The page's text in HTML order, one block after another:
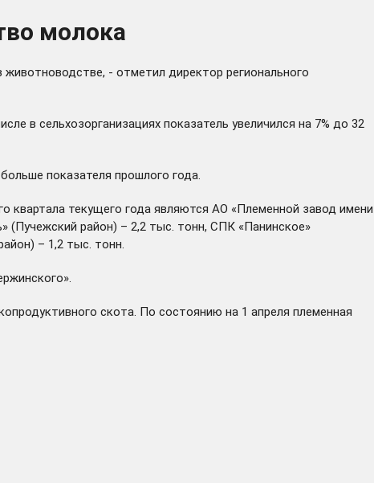
молока
- отметил директор регионального
в сельхозорганизациях показатель увеличился на 7% до 32
показателя прошлого года.
квартала текущего года являются АО «Племенной завод имени
(Пучежский район) – 2,2 тыс. тонн, СПК «Панинское»
– 1,2 тыс. тонн.
скота. По состоянию на 1 апреля племенная